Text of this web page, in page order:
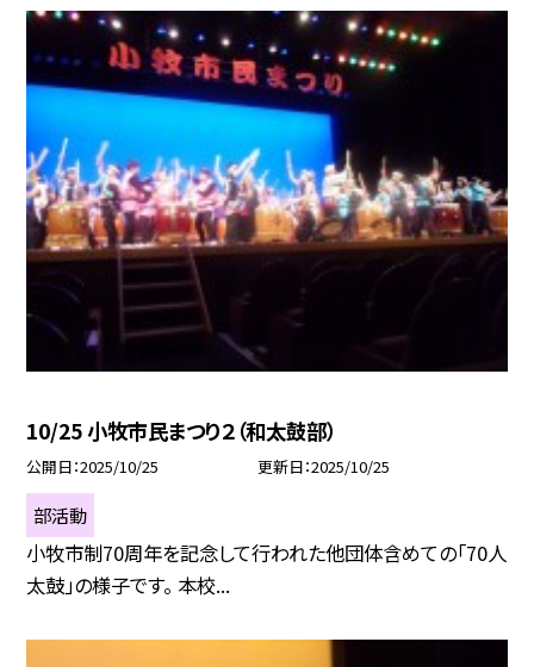
10/25 小牧市民まつり２（和太鼓部）
公開日 2025/10/25 更新日 2025/10/25
部活動
小牧市制70周年を記念して行われた他団体含めての「70人
太鼓」の様子です。 本校...